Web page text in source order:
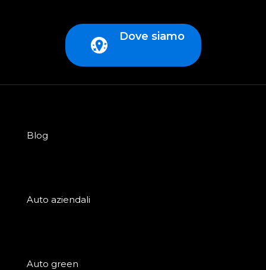
Dove siamo
Blog
Auto aziendali
Auto green